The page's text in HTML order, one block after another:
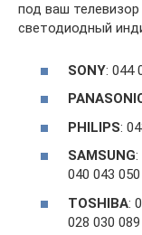
под ваш телевизор
светодиодный
SONY: 044
PHILIPS:
SAMSUNG:
040 043
TOSHIBA:
028 030